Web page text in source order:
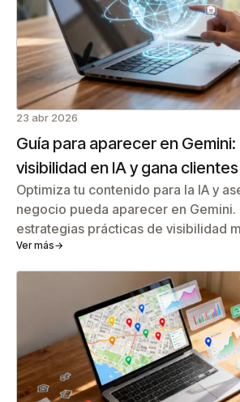
23 abr 2026
Guía para aparecer en Gemini:
visibilidad en IA y gana clientes
Optimiza tu contenido para la IA y
negocio pueda aparecer en Gemini.
estrategias prácticas de visibilidad
Ver más→